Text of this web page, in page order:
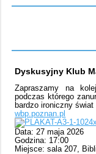
Dyskusyjny Klub
Zapraszamy na
podczas którego
bardzo ironiczny świat
wbp.poznan.pl
Data: 27 maja 2026
Godzina: 17:00
Miejsce: sala 207,